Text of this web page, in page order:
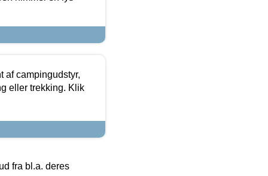
af campingudstyr,
eller trekking. Klik
fra bl.a. deres